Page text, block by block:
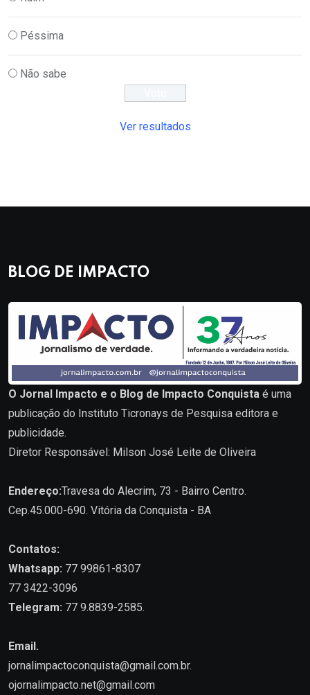
Péssima
Não sabe
Ver resultados
BLOG DE IMPACTO
O Jornal Impacto e o Blog de Impacto Conquista é uma
publicação do Instituto Ticronays de Pesquisa editora e
publicidade.
Diretor Responsável: Milson José Leite de Oliveira
Endereço:Travesa do Alecrim, 73 - Bairro Centro.
Cep.45.000-690. Vitória da Conquista - BA
Contatos:
Whatsapp: 77 99861-8307
77 3422-3096
Telegram: 77 9.8839-2585.
Email.
jornalimpactoconquista@gmail.com.br.
ojornalimpacto.net@gmail.com